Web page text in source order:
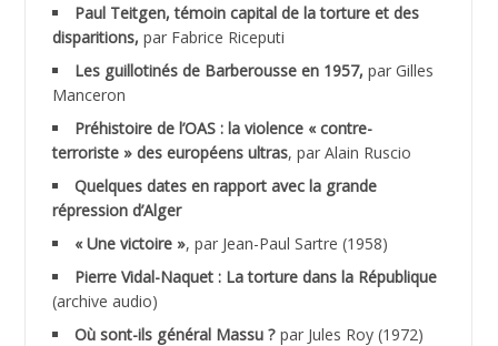
ADALMI
ADANE Ramdane *
ADDAD
ADDALA Boualem*
ADDANE
ADDECHE Rachid
Paul Teitgen, témoin capital de la torture et des
disparitions, par Fabrice Riceputi
Les guillotinés de Barberousse en 1957, par Gilles
Manceron
Préhistoire de l’OAS : la violence « contre-
terroriste » des européens ultras, par Alain Ruscio
Quelques dates en rapport avec la grande
répression d’Alger
« Une victoire », par Jean-Paul Sartre (1958)
Pierre Vidal-Naquet : La torture dans la République
(archive audio)
Où sont-ils général Massu ? par Jules Roy (1972)